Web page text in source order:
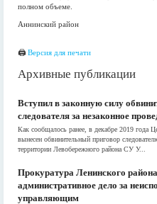
полном объеме.
Аннинский район
🖨 Версия для печати
Архивные публикации
Вступил в законную силу
следователя за незаконное
Как сообщалось ранее, в декабре 2019 года
вынесен обвинительный приговор
территории Левобережного района СУ У...
Прокуратура Ленинского
административное дело за
управляющим